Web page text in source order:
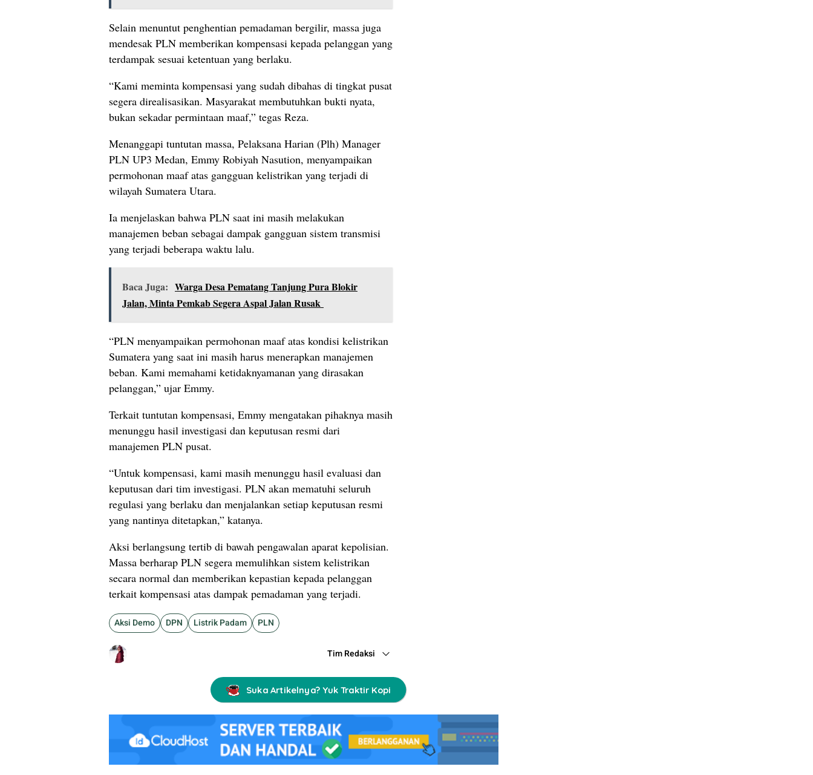
Selain menuntut penghentian pemadaman bergilir, massa juga
mendesak PLN memberikan kompensasi kepada pelanggan yang
terdampak sesuai ketentuan yang berlaku.
“Kami meminta kompensasi yang sudah dibahas di tingkat pusat
segera direalisasikan. Masyarakat membutuhkan bukti nyata,
bukan sekadar permintaan maaf,” tegas Reza.
Menanggapi tuntutan massa, Pelaksana Harian (Plh) Manager
PLN UP3 Medan, Emmy Robiyah Nasution, menyampaikan
permohonan maaf atas gangguan kelistrikan yang terjadi di
wilayah Sumatera Utara.
Ia menjelaskan bahwa PLN saat ini masih melakukan
manajemen beban sebagai dampak gangguan sistem transmisi
yang terjadi beberapa waktu lalu.
Baca Juga: Warga Desa Pematang Tanjung Pura Blokir
Jalan, Minta Pemkab Segera Aspal Jalan Rusak
“PLN menyampaikan permohonan maaf atas kondisi kelistrikan
Sumatera yang saat ini masih harus menerapkan manajemen
beban. Kami memahami ketidaknyamanan yang dirasakan
pelanggan,” ujar Emmy.
Terkait tuntutan kompensasi, Emmy mengatakan pihaknya masih
menunggu hasil investigasi dan keputusan resmi dari
manajemen PLN pusat.
“Untuk kompensasi, kami masih menunggu hasil evaluasi dan
keputusan dari tim investigasi. PLN akan mematuhi seluruh
regulasi yang berlaku dan menjalankan setiap keputusan resmi
yang nantinya ditetapkan,” katanya.
Aksi berlangsung tertib di bawah pengawalan aparat kepolisian.
Massa berharap PLN segera memulihkan sistem kelistrikan
secara normal dan memberikan kepastian kepada pelanggan
terkait kompensasi atas dampak pemadaman yang terjadi.
Aksi Demo DPN Listrik Padam PLN
Tim Redaksi
Suka Artikelnya? Yuk Traktir Kopi